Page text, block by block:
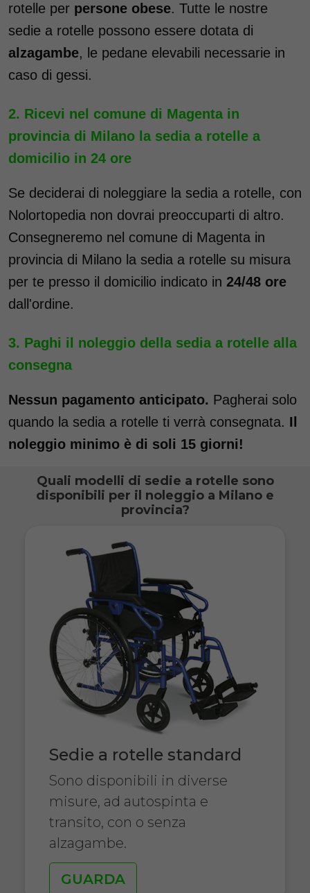
rotelle per persone obese. Tutte le nostre
sedie a rotelle possono essere dotata di
alzagambe, le pedane elevabili necessarie in
caso di gessi.
Ricevi nel comune di Magenta in
provincia di Milano la sedia a rotelle a
domicilio in 24 ore
Se deciderai di noleggiare la sedia a rotelle, con
Nolortopedia non dovrai preoccuparti di altro.
Consegneremo nel comune di Magenta in
provincia di Milano la sedia a rotelle su misura
per te presso il domicilio indicato in 24/48 ore
dall'ordine.
Paghi il noleggio della sedia a rotelle alla
consegna
Nessun pagamento anticipato. Pagherai solo
quando la sedia a rotelle ti verrà consegnata. Il
noleggio minimo è di soli 15 giorni!
Quali modelli di sedie a rotelle sono
disponibili per il noleggio a Milano e
provincia?
Sedie a rotelle standard
Sono disponibili in diverse
misure, ad autospinta e
transito, con o senza
alzagambe.
GUARDA